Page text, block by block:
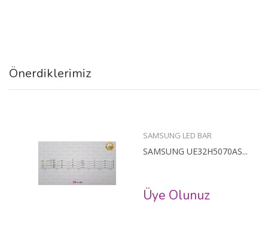
Önerdiklerimiz
SAMSUNG LED BAR
SAMSUNG UE32H5070AS...
Üye Olunuz